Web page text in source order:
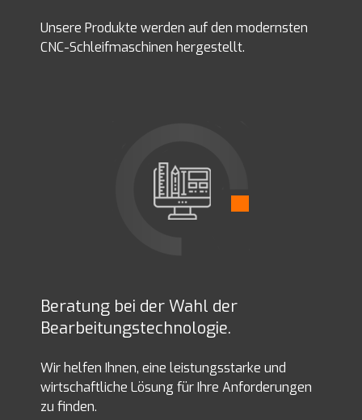
Unsere Produkte werden auf den modernsten
CNC-Schleifmaschinen hergestellt.
Beratung bei der Wahl der
Bearbeitungstechnologie.
Wir helfen Ihnen, eine leistungsstarke und
wirtschaftliche Lösung für Ihre Anforderungen
zu finden.